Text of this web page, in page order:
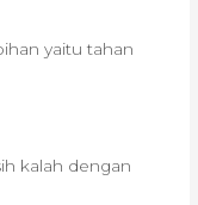
yaitu tahan
kalah dengan